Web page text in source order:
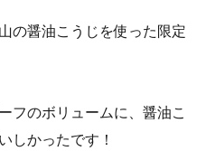
の醤油こうじを使った限定
フのボリュームに、醤油こ
しかったです！